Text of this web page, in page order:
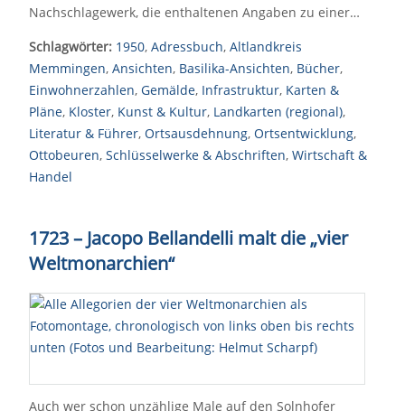
Nachschlagewerk, die enthaltenen Angaben zu einer…
Schlagwörter: 1950, Adressbuch, Altlandkreis
Memmingen, Ansichten, Basilika-Ansichten, Bücher,
Einwohnerzahlen, Gemälde, Infrastruktur, Karten &
Pläne, Kloster, Kunst & Kultur, Landkarten (regional),
Literatur & Führer, Ortsausdehnung, Ortsentwicklung,
Ottobeuren, Schlüsselwerke & Abschriften, Wirtschaft &
Handel
1723 – Jacopo Bellandelli malt die „vier
Weltmonarchien“
Auch wer schon unzählige Male auf den Solnhofer